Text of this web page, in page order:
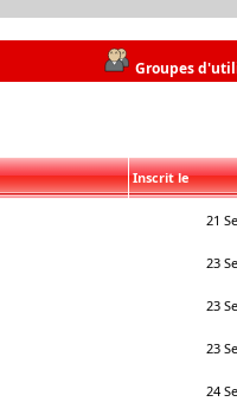
Groupes
Inscrit le
21
23
23
23
24